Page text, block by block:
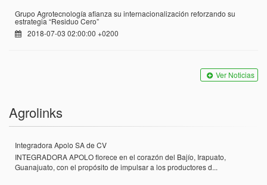
Grupo Agrotecnología afianza su internacionalización reforzando su
estrategia “Residuo Cero”
2018-07-03 02:00:00 +0200
Ver Noticias
Agrolinks
Integradora Apolo SA de CV
INTEGRADORA APOLO florece en el corazón del Bajío, Irapuato,
Guanajuato, con el propósito de impulsar a los productores d...